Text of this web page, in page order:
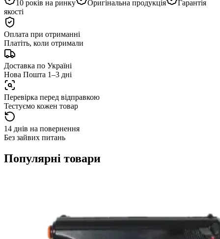
10 років на ринку Оригінальна продукція
Гарантія
якості
Оплата при отриманні
Платіть, коли отримали
Доставка по Україні
Нова Пошта 1–3 дні
Перевірка перед відправкою
Тестуємо кожен товар
14 днів на повернення
Без зайвих питань
Популярні товари